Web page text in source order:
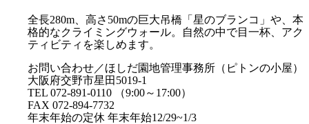
全長280m、高さ50mの巨大吊橋「星のブランコ」や、本
格的なクライミングウォール。自然の中で目一杯、アク
ティビティを楽しめます。
お問い合わせ／ほしだ園地管理事務所（ピトンの小屋）
大阪府交野市星田5019-1
TEL 072-891-0110 （9:00～17:00）
FAX 072-894-7732
年末年始の定休 年末年始12/29~1/3